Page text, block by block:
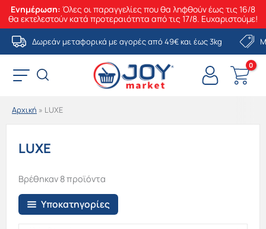
Ενημέρωση: Όλες οι παραγγελίες που θα ληφθούν έως τις 16/8
θα εκτελεστούν κατά προτεραιότητα από τις 17/8. Ευχαριστούμε!
Μετάβαση
στο
περιεχόμενο
Δωρεάν μεταφορικά με αγορές από 49€ και έως 3kg
Αρχική » LUXE
LUXE
Υποκατηγορίες
Βρέθηκαν 8 προϊόντα